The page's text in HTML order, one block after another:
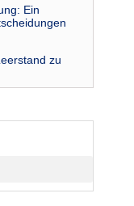
Ein
zu